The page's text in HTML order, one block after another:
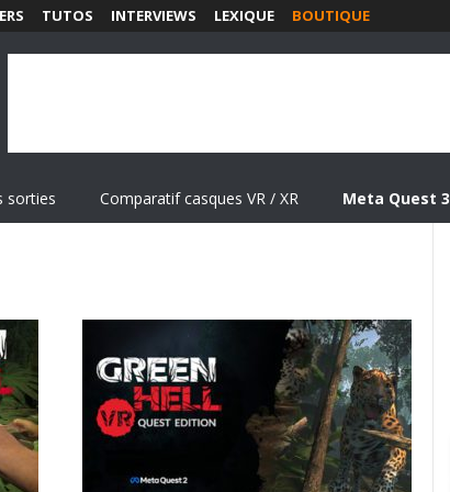
TUTOS INTERVIEWS LEXIQUE BOUTIQUE
sorties Comparatif casques VR / XR Meta Quest 3